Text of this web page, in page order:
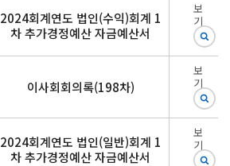
2024회계연도 법인(수익)회계 1
차 추가경정예산 자금예산서
보
기
이사회회의록(198차)
보
기
2024회계연도 법인(일반)회계 1
차 추가경정예산 자금예산서
보
기